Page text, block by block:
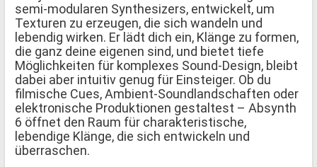
semi-modularen Synthesizers, entwickelt, um
Texturen zu erzeugen, die sich wandeln und
lebendig wirken. Er lädt dich ein, Klänge zu formen,
die ganz deine eigenen sind, und bietet tiefe
Möglichkeiten für komplexes Sound-Design, bleibt
dabei aber intuitiv genug für Einsteiger. Ob du
filmische Cues, Ambient-Soundlandschaften oder
elektronische Produktionen gestaltest – Absynth
6 öffnet den Raum für charakteristische,
lebendige Klänge, die sich entwickeln und
überraschen.